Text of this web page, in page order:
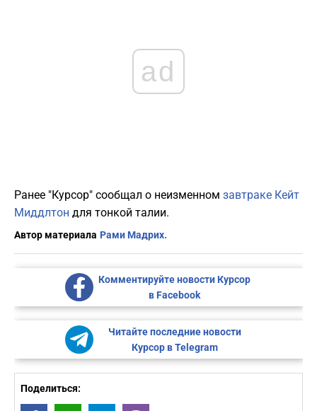
ad
Ранее "Курсор" сообщал о неизменном завтраке Кейт
Миддлтон для тонкой талии.
Автор материала Рами Мадрих.
Комментируйте новости Курсор
в Facebook
Читайте последние новости
Курсор в Telegram
Поделиться: